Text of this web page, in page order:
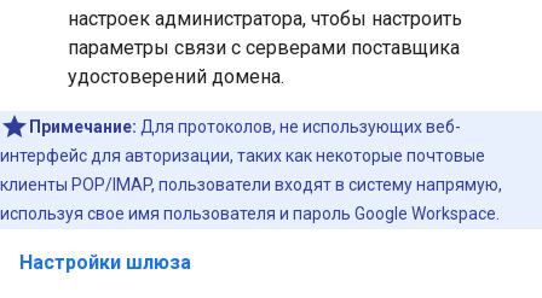
настроек администратора, чтобы настроить
параметры связи с серверами поставщика
удостоверений домена.
Примечание: Для протоколов, не использующих веб-
интерфейс для авторизации, таких как некоторые почтовые
клиенты POP/IMAP, пользователи входят в систему напрямую,
используя свое имя пользователя и пароль Google Workspace.
Настройки шлюза